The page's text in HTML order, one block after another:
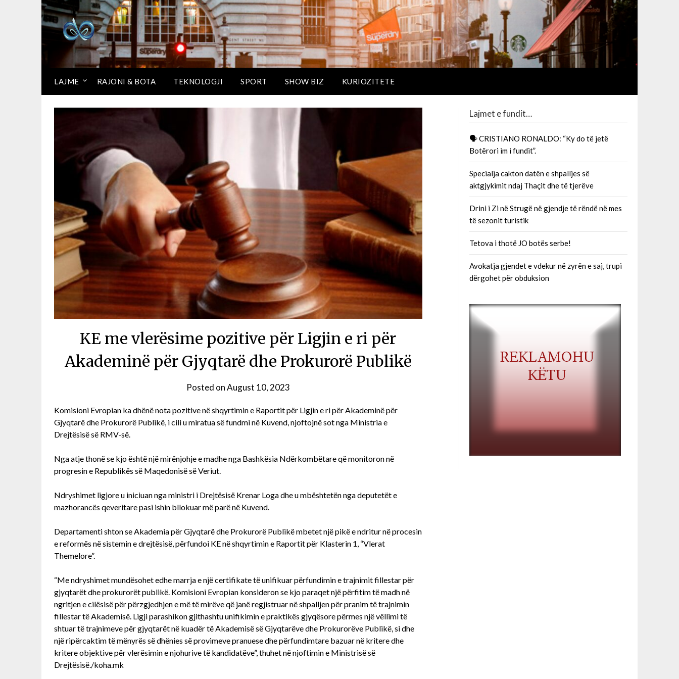
LAJME RAJONI & BOTA TEKNOLOGJI SPORT SHOW BIZ KURIOZITETE
KE me vlerësime pozitive për Ligjin e ri për
Akademinë për Gjyqtarë dhe Prokurorë Publikë
Posted onAugust 10, 2023
Komisioni Evropian ka dhënë nota pozitive në shqyrtimin e Raportit për Ligjin e ri për Akademinë për
Gjyqtarë dhe Prokurorë Publikë, i cili u miratua së fundmi në Kuvend, njoftojnë sot nga Ministria e
Drejtësisë së RMV-së.
Nga atje thonë se kjo është një mirënjohje e madhe nga Bashkësia Ndërkombëtare që monitoron në
progresin e Republikës së Maqedonisë së Veriut.
Ndryshimet ligjore u iniciuan nga ministri i Drejtësisë Krenar Loga dhe u mbështetën nga deputetët e
mazhorancës qeveritare pasi ishin bllokuar më parë në Kuvend.
Departamenti shton se Akademia për Gjyqtarë dhe Prokurorë Publikë mbetet një pikë e ndritur në procesin
e reformës në sistemin e drejtësisë, përfundoi KE në shqyrtimin e Raportit për Klasterin 1, “Vlerat
Themelore”.
“Me ndryshimet mundësohet edhe marrja e një certifikate të unifikuar përfundimin e trajnimit fillestar për
gjyqtarët dhe prokurorët publikë. Komisioni Evropian konsideron se kjo paraqet një përfitim të madh në
ngritjen e cilësisë për përzgjedhjen e më të mirëve që janë regjistruar në shpalljen për pranim të trajnimin
fillestar të Akademisë. Ligji parashikon gjithashtu unifikimin e praktikës gjyqësore përmes një vëllimi të
shtuar të trajnimeve për gjyqtarët në kuadër të Akademisë së Gjyqtarëve dhe Prokurorëve Publikë, si dhe
një ripërcaktim të mënyrës së dhënies së provimeve pranuese dhe përfundimtare bazuar në kritere dhe
kritere objektive për vlerësimin e njohurive të kandidatëve”, thuhet në njoftimin e Ministrisë së
Drejtësisë./koha.mk
Lajmet e fundit…
🗣 CRISTIANO RONALDO: “Ky do të jetë
Botërori im i fundit”.
Specialja cakton datën e shpalljes së
aktgjykimit ndaj Thaçit dhe të tjerëve
Drini i Zi në Strugë në gjendje të rëndë në mes
të sezonit turistik
Tetova i thotë JO botës serbe!
Avokatja gjendet e vdekur në zyrën e saj, trupi
dërgohet për obduksion